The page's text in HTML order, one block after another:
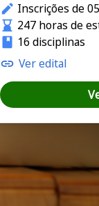
Inscrições de
247 horas de
16 disciplinas
Ver edital